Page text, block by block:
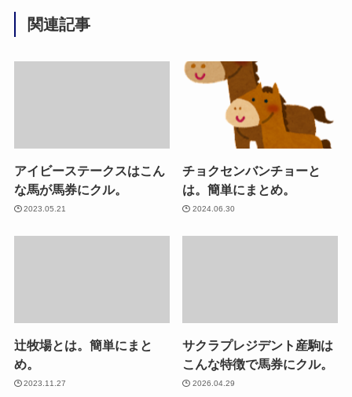
関連記事
アイビーステークスはこん
な馬が馬券にクル。
2023.05.21
チョクセンバンチョーと
は。簡単にまとめ。
2024.06.30
辻牧場とは。簡単にまと
め。
2023.11.27
サクラプレジデント産駒は
こんな特徴で馬券にクル。
2026.04.29